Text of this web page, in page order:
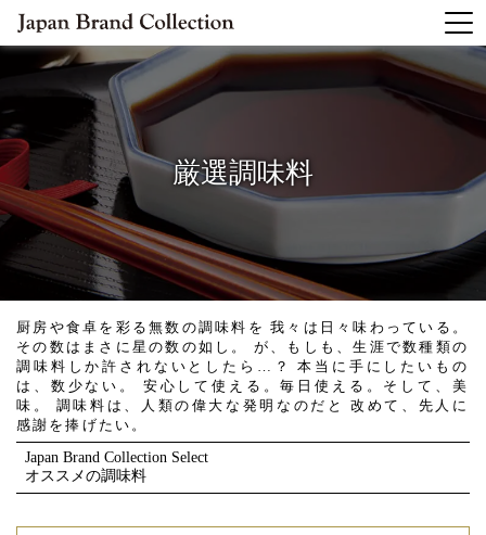
厳選調味料
厨房や食卓を彩る無数の調味料を 我々は日々味わっている。
その数はまさに星の数の如し。
が、もしも、生涯で数種類の
調味料しか許されないとしたら…？
本当に手にしたいもの
は、数少ない。
安心して使える。毎日使える。そして、美
味。
調味料は、人類の偉大な発明なのだと
改めて、先人に
感謝を捧げたい。
Japan Brand Collection Select
オススメの調味料